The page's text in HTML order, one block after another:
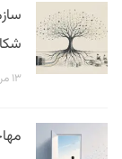
۱۳ مرداد ۱۴۰۵